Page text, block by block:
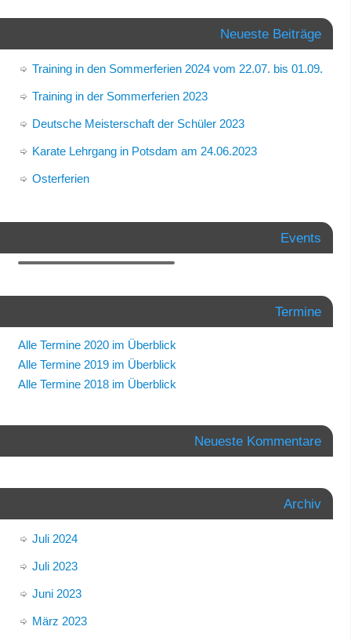
Neueste Beiträge
Training in den Sommerferien 2024 vom 22.07. bis 01.09.
Training in der Sommerferien 2023
Deutsche Meisterschaft der Schüler 2023
Karate Lehrgang in Potsdam am 24.06.2023
Osterferien
Events
Termine
Alle Termine 2020 im Überblick
Alle Termine 2019 im Überblick
Alle Termine 2018 im Überblick
Neueste Kommentare
Archiv
Juli 2024
Juli 2023
Juni 2023
März 2023